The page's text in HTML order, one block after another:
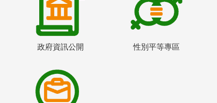
政府資訊公開 性別平等專區